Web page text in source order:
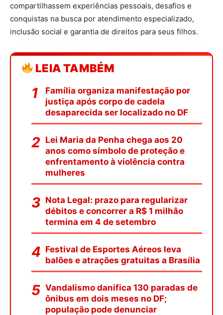
compartilhassem experiências pessoais, desafios e
conquistas na busca por atendimento especializado,
inclusão social e garantia de direitos para seus filhos.
LEIA TAMBÉM
Família organiza manifestação por
justiça após corpo de cadela
desaparecida ser localizado no DF
Lei Maria da Penha chega aos 20
anos como símbolo de proteção e
enfrentamento à violência contra
mulheres
Nota Legal: prazo para regularizar
débitos e concorrer a R$ 1 milhão
termina em 4 de setembro
Festival de Esportes Aéreos leva
balões e atrações gratuitas a Brasília
Vandalismo danifica 130 paradas de
ônibus em dois meses no DF;
população pode denunciar